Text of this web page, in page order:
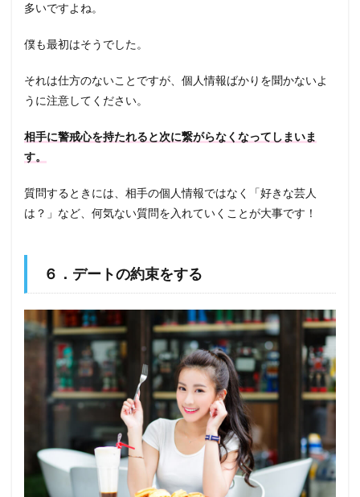
多いですよね。
僕も最初はそうでした。
それは仕方のないことですが、個人情報ばかりを聞かないよ
うに注意してください。
相手に警戒心を持たれると次に繋がらなくなってしまいま
す。
質問するときには、相手の個人情報ではなく「好きな芸人
は？」など、何気ない質問を入れていくことが大事です！
６．デートの約束をする